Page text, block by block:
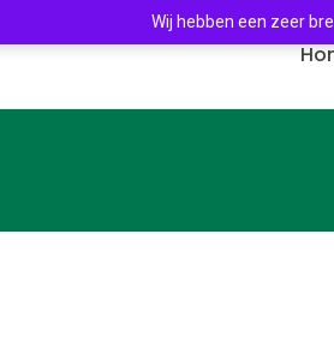
Wij hebben een zeer